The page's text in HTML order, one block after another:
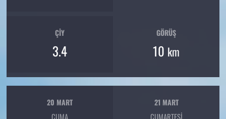
ÇIY
3.4
GÖRÜŞ
10 km
20 MART
CUMA
21 MART
CUMARTESI